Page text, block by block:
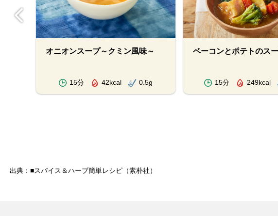
オニオンスープ～クミン風味～
15分 42kcal 0.5g
ベーコンとポテトのス
15分 249kcal
出典：■スパイス＆ハーブ簡単レシピ（素朴社）